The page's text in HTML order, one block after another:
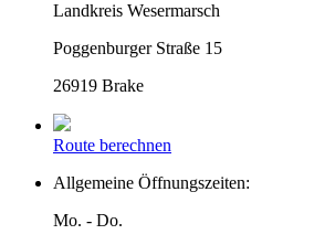
Landkreis Wesermarsch
Poggenburger Straße 15
26919 Brake
Route berechnen
Allgemeine Öffnungszeiten:
Mo. - Do.